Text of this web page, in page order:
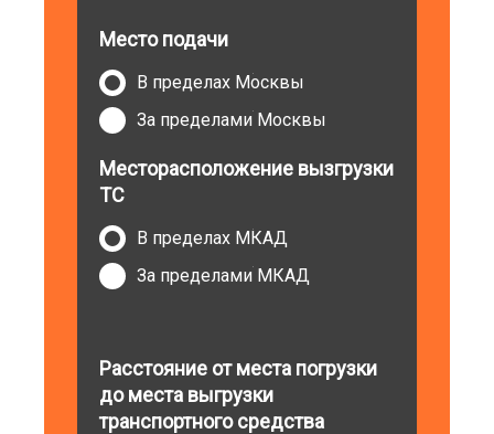
Место подачи
В пределах Москвы
За пределами Москвы
Месторасположение вызгрузки
ТС
В пределах МКАД
За пределами МКАД
Расстояние от места погрузки
до места выгрузки
транспортного средства